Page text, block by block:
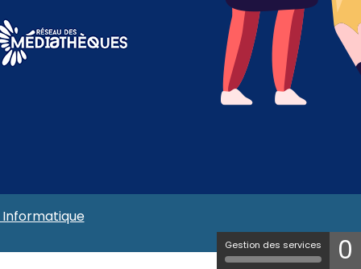
Gestion des services 0